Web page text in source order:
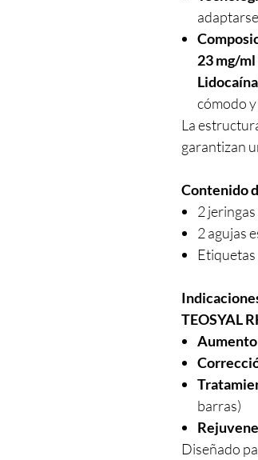
23 mg/
cómodo
La
garantizan
Contenido
2
2 agujas
TEOSYAL
barras)
Diseñado